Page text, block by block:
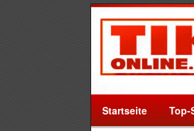
Startseite Top-